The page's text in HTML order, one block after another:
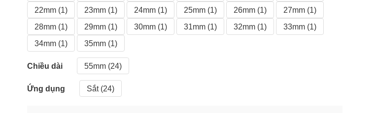
22mm (1)
23mm (1) 24mm (1) 25mm (1) 26mm (1)
27mm (1)
28mm (1)
29mm (1) 30mm (1) 31mm (1) 32mm (1)
33mm (1)
34mm (1)
35mm (1)
Chiều dài 55mm (24)
Ứng dụng Sắt (24)